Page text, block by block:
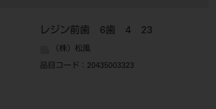
レジン前歯 6歯 4 23
（株）松風
品目コード ：20435003323